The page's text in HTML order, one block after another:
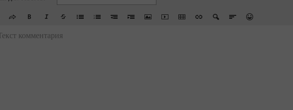
комментария